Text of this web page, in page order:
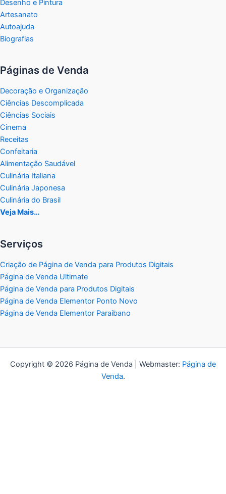
Desenho e Pintura
Artesanato
Autoajuda
Biografias
Páginas de Venda
Decoração e Organização
Ciências Descomplicada
Ciências Sociais
Cinema
Receitas
Confeitaria
Alimentação Saudável
Culinária Italiana
Culinária Japonesa
Culinária do Brasil
Veja Mais…
Serviços
Criação de Página de Venda para Produtos Digitais
Página de Venda Ultimate
Página de Venda para Produtos Digitais
Página de Venda Elementor Ponto Novo
Página de Venda Elementor Paraibano
Copyright © 2026 Página de Venda | Webmaster: Página de
Venda.